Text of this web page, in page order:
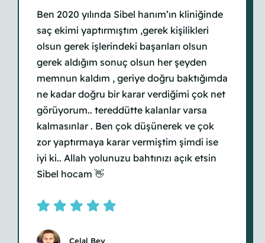
Ben 2020 yılında Sibel hanım’ın kliniğinde
saç ekimi yaptırmıştım ,gerek kişilikleri
olsun gerek işlerindeki başarıları olsun
gerek aldığım sonuç olsun her şeyden
memnun kaldım , geriye doğru baktığımda
ne kadar doğru bir karar verdiğimi çok net
görüyorum.. tereddütte kalanlar varsa
kalmasınlar . Ben çok düşünerek ve çok
zor yaptırmaya karar vermiştim şimdi ise
iyi ki.. Allah yolunuzu bahtınızı açık etsin
Sibel hocam 👋
Celal Bey